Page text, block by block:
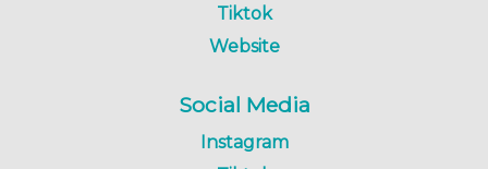
Tiktok
Website
Social Media
Instagram